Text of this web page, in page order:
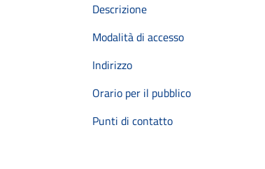
Descrizione
Modalità di accesso
Indirizzo
Orario per il pubblico
Punti di contatto